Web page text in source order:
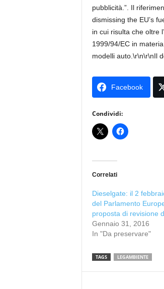
pubblicità.”. Il
dismissing the EU’s
in cui risulta che oltre
1999/94/EC in
modelli auto.\r\n\r\nIl
Facebook
Condividi:
Correlati
Dieselgate: il 2
del Parlamento
proposta di revisione
Gennaio 31, 2016
In "Da preservare"
TAGS LEGAMBIENTE